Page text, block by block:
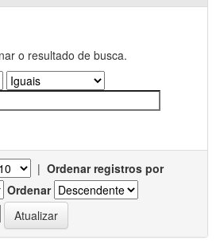
o resultado de busca.
| Ordenar registros por
Ordenar